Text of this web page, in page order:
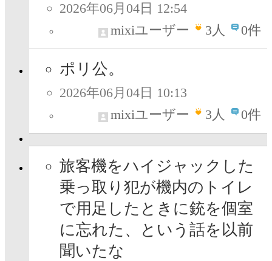
2026年06月04日 12:54
mixiユーザー
3人 0件
ポリ公。
2026年06月04日 10:13
mixiユーザー
3人 0件
旅客機をハイジャックした
乗っ取り犯が機内のトイレ
で用足したときに銃を個室
に忘れた、という話を以前
聞いたな